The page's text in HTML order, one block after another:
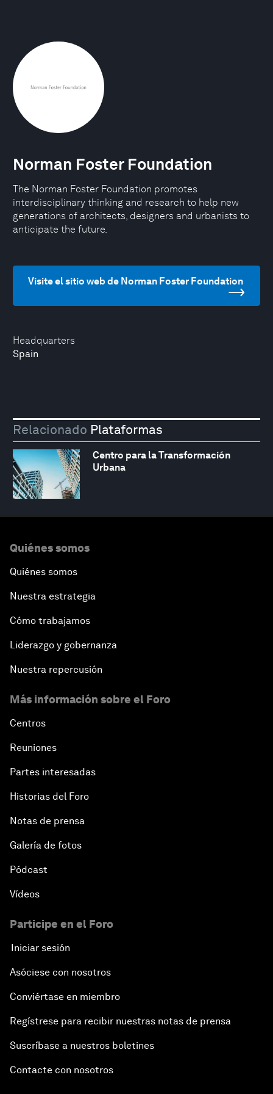
Headquarters
Spain
Norman Foster Foundation
The Norman Foster Foundation promotes
interdisciplinary thinking and research to help new
generations of architects, designers and urbanists to
anticipate the future.
Visite el sitio web de Norman Foster Foundation
Relacionado Plataformas
Centro para la Transformación
Urbana
Quiénes somos
Quiénes somos
Nuestra estrategia
Cómo trabajamos
Liderazgo y gobernanza
Nuestra repercusión
Más información sobre el Foro
Centros
Reuniones
Partes interesadas
Historias del Foro
Notas de prensa
Galería de fotos
Pódcast
Vídeos
Participe en el Foro
Iniciar sesión
Asóciese con nosotros
Conviértase en miembro
Regístrese para recibir nuestras notas de prensa
Suscríbase a nuestros boletines
Contacte con nosotros